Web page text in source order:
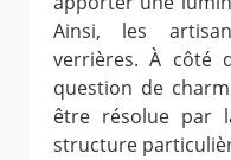
Ainsi, les
verrières. À côté
question de
être résolue par
structure